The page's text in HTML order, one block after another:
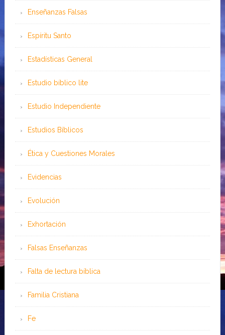
Enseñanzas Falsas
Espíritu Santo
Estadísticas General
Estudio bíblico lite
Estudio Independiente
Estudios Bíblicos
Ética y Cuestiones Morales
Evidencias
Evolución
Exhortación
Falsas Enseñanzas
Falta de lectura bíblica
Familia Cristiana
Fe